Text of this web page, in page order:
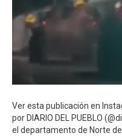
Ver esta publicación en
por DIARIO DEL PUEBLO
el departamento de Norte